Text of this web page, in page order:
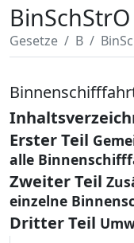
Gesetze B
Erster Teil
alle
Zweiter Teil
einzelne
Dritter Teil